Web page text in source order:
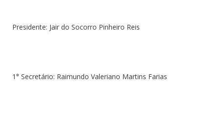
Presidente: Jair do Socorro Pinheiro Reis
1° Secretário: Raimundo Valeriano Martins Farias